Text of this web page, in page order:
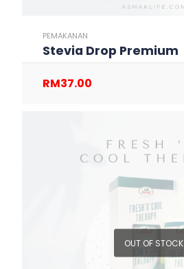
PEMAKANAN
Stevia Drop Premium
RM37.00
OUT OF STOCK